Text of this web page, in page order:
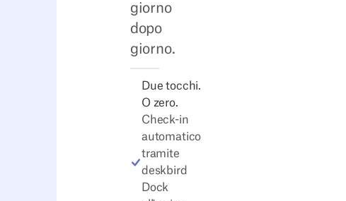
giorno
dopo
giorno.
Due tocchi.
O zero.
Check-in
automatico
tramite
deskbird
Dock